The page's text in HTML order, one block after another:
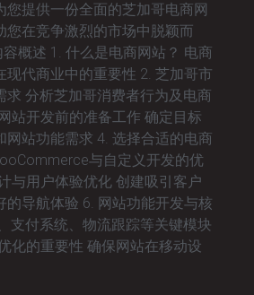
您提供一份全面的芝加哥电商网
您在竞争激烈的市场中脱颖而
概述 1. 什么是电商网站？ 电商
现代商业中的重要性 2. 芝加哥市
求 分析芝加哥消费者行为及电商
站开发前的准备工作 确定目标
网站功能需求 4. 选择合适的电商
与自定义开发的优
与用户体验优化 创建吸引客户
的导航体验 6. 网站功能开发与核
支付系统、物流跟踪等关键模块
化的重要性 确保网站在移动设